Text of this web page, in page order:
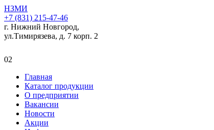
НЗМИ
+7 (831) 215-47-46
г. Нижний Новгород,
ул.Тимирязева, д. 7 корп. 2
02
Главная
Каталог продукции
О предприятии
Вакансии
Новости
Акции